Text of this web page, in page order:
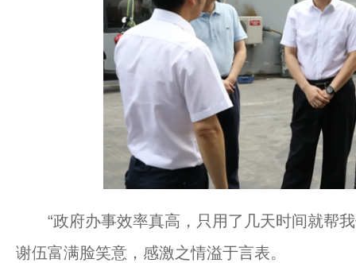
“政府办事效率真高，只用了几天时间就帮我
谢伍富满脸笑意，感激之情溢于言表。